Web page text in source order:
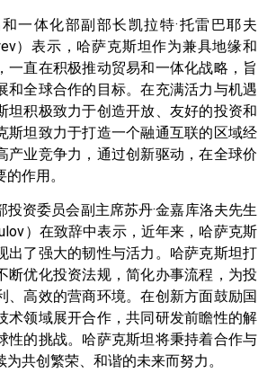
一体化部副部长凯拉特·托雷巴耶夫
）表示，哈萨克斯坦作为兼具地缘和
一直在积极推动贸易和一体化战略，旨
和全球合作的目标。在充满活力与机遇
坦积极致力于创造开放、友好的投资和
斯坦致力于打造一个融通互联的区域经
产业竞争力，通过创新驱动，在全球价
作用。
投资委员会副主席苏丹·金嘉库洛夫先生
）在致辞中表示，近年来，哈萨克斯
出了强大的韧性与活力。哈萨克斯坦打
断优化投资法规，简化办事流程，为投
、高效的营商环境。在创新方面鼓励国
术领域展开合作，共同研发前瞻性的解
性的挑战。哈萨克斯坦将秉持着合作与
共创繁荣、和谐的未来而努力。